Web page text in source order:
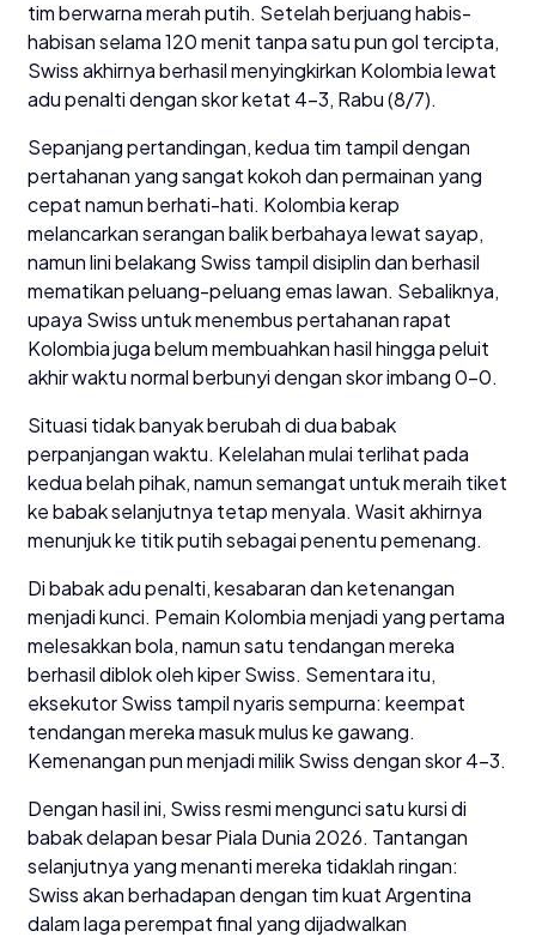
tim berwarna merah putih. Setelah berjuang habis-
habisan selama 120 menit tanpa satu pun gol tercipta,
Swiss akhirnya berhasil menyingkirkan Kolombia lewat
adu penalti dengan skor ketat 4–3, Rabu (8/7).
Sepanjang pertandingan, kedua tim tampil dengan
pertahanan yang sangat kokoh dan permainan yang
cepat namun berhati-hati. Kolombia kerap
melancarkan serangan balik berbahaya lewat sayap,
namun lini belakang Swiss tampil disiplin dan berhasil
mematikan peluang-peluang emas lawan. Sebaliknya,
upaya Swiss untuk menembus pertahanan rapat
Kolombia juga belum membuahkan hasil hingga peluit
akhir waktu normal berbunyi dengan skor imbang 0–0.
Situasi tidak banyak berubah di dua babak
perpanjangan waktu. Kelelahan mulai terlihat pada
kedua belah pihak, namun semangat untuk meraih tiket
ke babak selanjutnya tetap menyala. Wasit akhirnya
menunjuk ke titik putih sebagai penentu pemenang.
Di babak adu penalti, kesabaran dan ketenangan
menjadi kunci. Pemain Kolombia menjadi yang pertama
melesakkan bola, namun satu tendangan mereka
berhasil diblok oleh kiper Swiss. Sementara itu,
eksekutor Swiss tampil nyaris sempurna: keempat
tendangan mereka masuk mulus ke gawang.
Kemenangan pun menjadi milik Swiss dengan skor 4–3.
Dengan hasil ini, Swiss resmi mengunci satu kursi di
babak delapan besar Piala Dunia 2026. Tantangan
selanjutnya yang menanti mereka tidaklah ringan:
Swiss akan berhadapan dengan tim kuat Argentina
dalam laga perempat final yang dijadwalkan